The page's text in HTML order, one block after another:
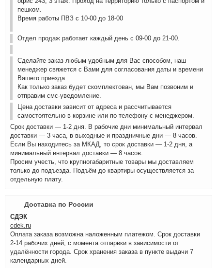
пешком.
Время работы ПВЗ с 10-00 до 18-00
Отдел продаж работает каждый день с 09-00 до 21-00.
Сделайте заказ любым удобным для Вас способом, наш
менеджер свяжется с Вами для согласования даты и времени
Вашего приезда.
Как только заказ будет скомплектован, мы Вам позвоним и
отправим смс-уведомление.
Цена доставки зависит от адреса и рассчитывается
самостоятельно в корзине или по телефону с менеджером.
Срок доставки — 1-2 дня. В рабочие дни минимальный интервал
доставки — 3 часа, в выходные и праздничные дни — 8 часов.
Если Вы находитесь за МКАД, то срок доставки — 1-2 дня, а
минимальный интервал доставки — 8 часов.
Просим учесть, что крупногабаритные товары мы доставляем
только до подъезда. Подъём до квартиры осуществляется за
отдельную плату.
Доставка по России
СДЭК
cdek.ru
Оплата заказа возможна наложенным платежом. Срок доставки
2-14 рабочих дней, с момента отпарвки в зависимости от
удалённости города. Срок хранения заказа в пункте выдачи 7
календарных дней.